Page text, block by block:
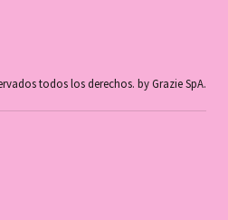
todos los derechos. by Grazie SpA.